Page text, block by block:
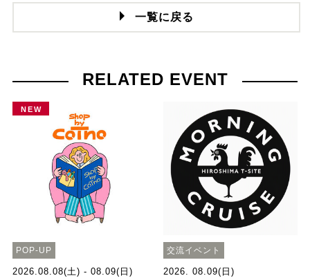
一覧に戻る
RELATED EVENT
NEW
POP-UP
2026.08.08(土) - 08.09(日)
交流イベント
2026. 08.09(日)